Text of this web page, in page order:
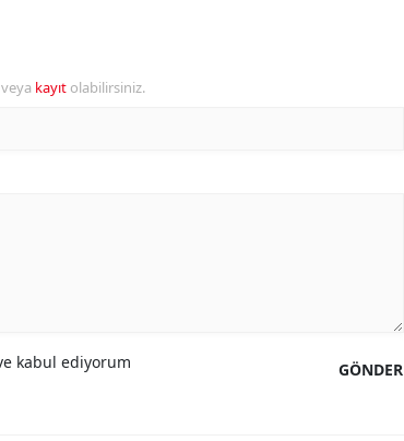
kayıt olabilirsiniz.
GÖNDER
kabul ediyorum